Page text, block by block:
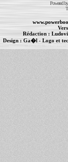
Powered
Rédaction :
Design :Ga�l- Logo et
Informations :